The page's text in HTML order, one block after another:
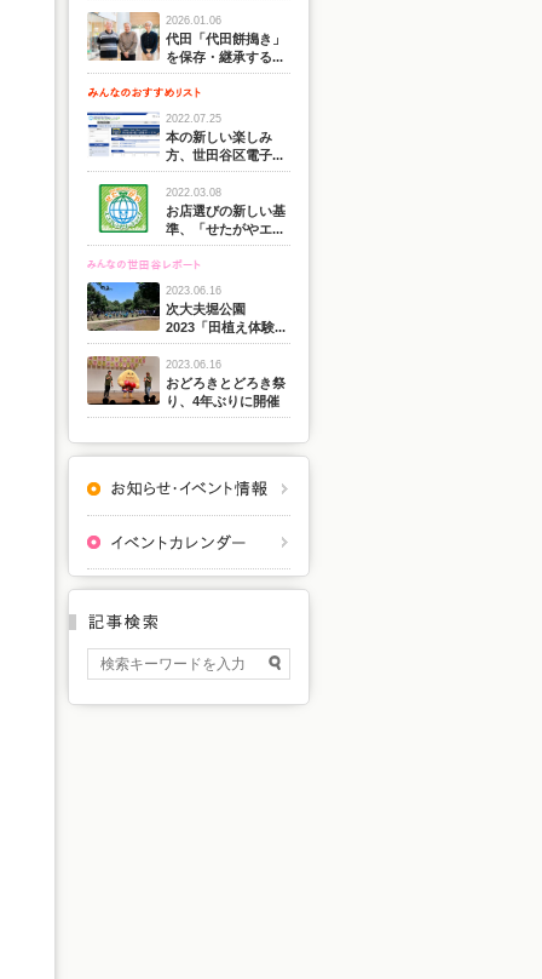
2026.01.06
代田「代田餅搗き」
を保存・継承する...
2022.07.25
本の新しい楽しみ
方、世田谷区電子...
2022.03.08
お店選びの新しい基
準、「せたがやエ...
2023.06.16
次大夫堀公園
2023「田植え体験...
2023.06.16
おどろきとどろき祭
り、4年ぶりに開催